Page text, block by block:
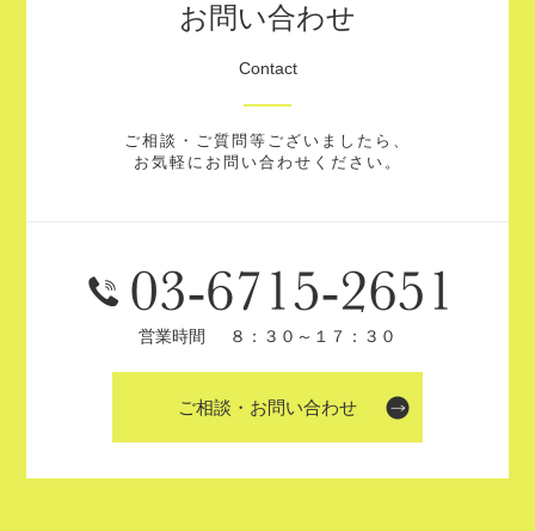
お問い合わせ
Contact
ご相談・ご質問等ございましたら、
お気軽にお問い合わせください。
営業時間 ８：３０～１７：３０
ご相談・お問い合わせ